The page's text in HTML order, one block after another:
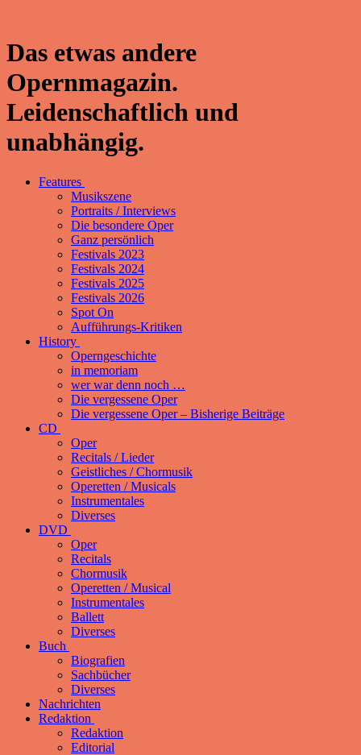
Das etwas andere
Opernmagazin.
Leidenschaftlich und
unabhängig.
Features
Musikszene
Portraits / Interviews
Die besondere Oper
Ganz persönlich
Festivals 2023
Festivals 2024
Festivals 2025
Festivals 2026
Spot On
Aufführungs-Kritiken
History
Operngeschichte
in memoriam
wer war denn noch …
Die vergessene Oper
Die vergessene Oper – Bisherige Beiträge
CD
Oper
Recitals / Lieder
Geistliches / Chormusik
Operetten / Musicals
Instrumentales
Diverses
DVD
Oper
Recitals
Chormusik
Operetten / Musical
Instrumentales
Ballett
Diverses
Buch
Biografien
Sachbücher
Diverses
Nachrichten
Redaktion
Redaktion
Editorial